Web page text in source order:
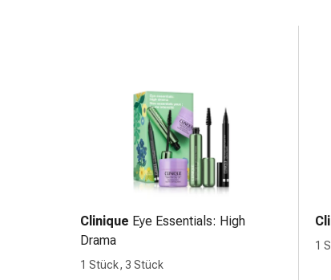
Hautprobleme
Juckreiz
Hühneraugen
Warzen
Nagel-
Fusspilz
Clinique Eye Essentials: High
Drama
1 Stück, 3 Stück
1